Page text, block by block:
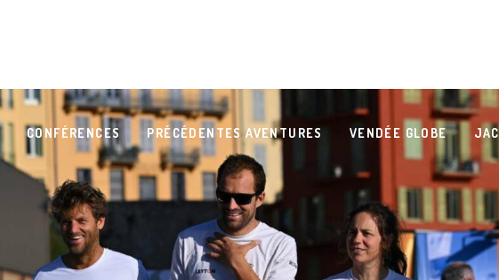
CONFÉRENCES PRÉCÉDENTES AVENTURES VENDÉE GLOBE